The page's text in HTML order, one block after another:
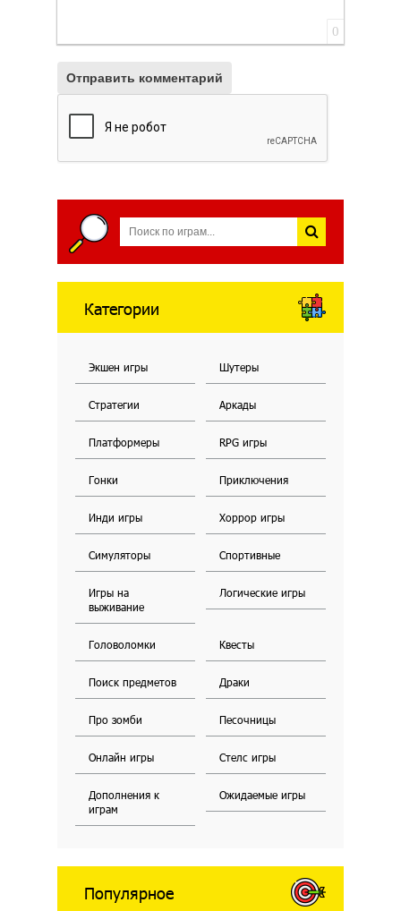
0
Отправить комментарий
Категории
Экшен игры Шутеры
Стратегии Аркады
Платформеры RPG игры
Гонки Приключения
Инди игры Хоррор игры
Симуляторы Спортивные
Игры на
выживание
Логические игры
Головоломки Квесты
Поиск предметов Драки
Про зомби Песочницы
Онлайн игры Стелс игры
Дополнения к
играм
Ожидаемые игры
Популярное